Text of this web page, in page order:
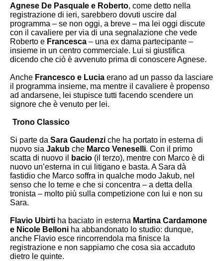
Agnese De Pasquale e Roberto, come detto nella
registrazione di ieri, sarebbero dovuti uscire dal
programma – se non oggi, a breve – ma lei oggi discute
con il cavaliere per via di una segnalazione che vede
Roberto e Francesca – una ex dama partecipante –
insieme in un centro commerciale. Lui si giustifica
dicendo che ciò è avvenuto prima di conoscere Agnese.
Anche Francesco e Lucia erano ad un passo da lasciare
il programma insieme, ma mentre il cavaliere è propenso
ad andarsene, lei stupisce tutti facendo scendere un
signore che è venuto per lei.
Trono Classico
Si parte da Sara Gaudenzi che ha portato in esterna di
nuovo sia Jakub che Marco Veneselli. Con il primo
scatta di nuovo il
bacio (il terzo), mentre con Marco è di
nuovo un’esterna in cui litigano e basta. A Sara dà
fastidio che Marco soffra in qualche modo Jakub, nel
senso che lo teme e che si concentra – a detta della
tronista – molto più sulla competizione con lui e non su
Sara.
Flavio Ubirti ha baciato in esterna Martina Cardamone
e Nicole Belloni ha abbandonato lo studio: dunque,
anche Flavio esce rincorrendola ma finisce la
registrazione e non sappiamo che cosa sia accaduto
dietro le quinte.